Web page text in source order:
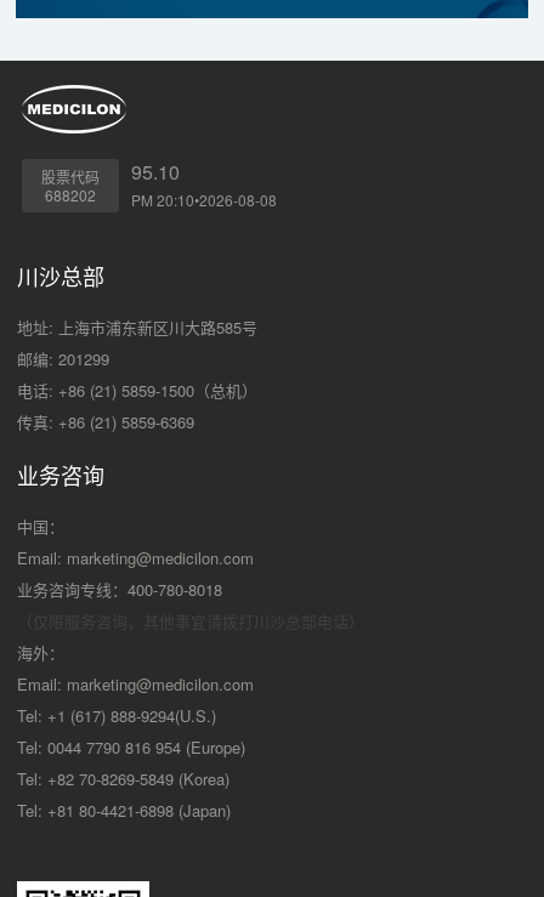
股票代码
688202
95.10
PM 20:10•2026-08-08
川沙总部
地址: 上海市浦东新区川大路585号
邮编: 201299
电话: +86 (21) 5859-1500（总机）
传真: +86 (21) 5859-6369
业务咨询
中国：
Email: marketing@medicilon.com
业务咨询专线：400-780-8018
海外：
Email: marketing@medicilon.com
Tel: +1 (617) 888-9294(U.S.)
Tel: 0044 7790 816 954 (Europe)
Tel: +82 70-8269-5849 (Korea)
Tel: +81 80-4421-6898 (Japan)